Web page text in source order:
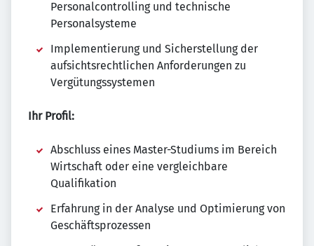
Personalcontrolling und technische
Personalsysteme
Implementierung und Sicherstellung der
aufsichtsrechtlichen Anforderungen zu
Vergütungssystemen
Ihr Profil:
Abschluss eines Master-Studiums im Bereich
Wirtschaft oder eine vergleichbare
Qualifikation
Erfahrung in der Analyse und Optimierung von
Geschäftsprozessen